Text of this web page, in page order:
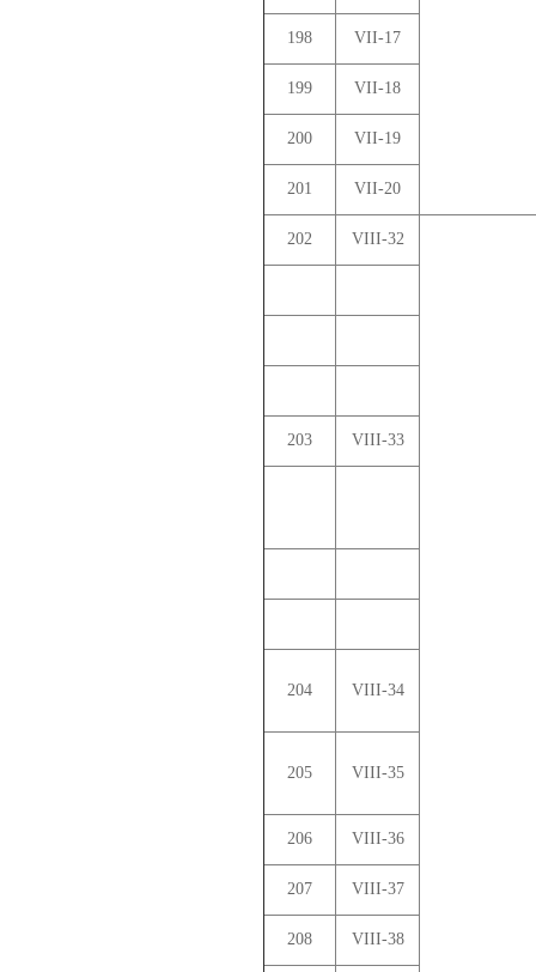
198 VII-17
199 VII-18
200 VII-19
201 VII-20
202 VIII-32
203 VIII-33
204 VIII-34
205 VIII-35
206 VIII-36
207 VIII-37
208 VIII-38